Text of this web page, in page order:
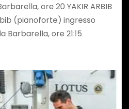
ore 20 YAKIR ARBIB
(pianoforte) ingresso
Barbarella, ore 21:15